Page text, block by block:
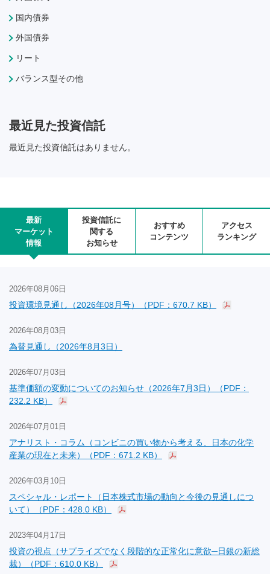
国内債券
外国債券
リート
バランス型その他
最近見た投資信託
最近見た投資信託はありません。
最新
マーケット
情報
投資信託に
関する
お知らせ
おすすめ
コンテンツ
アクセス
ランキング
2026年08月06日
投資環境見通し（2026年08月号）（PDF：670.7 KB）
2026年08月03日
為替見通し（2026年8月3日）
2026年07月03日
基準価額の変動についてのお知らせ（2026年7月3日）（PDF：
232.2 KB）
2026年07月01日
アナリスト・コラム（コンビニの買い物から考える、日本の化学
産業の現在と未来）（PDF：671.2 KB）
2026年03月10日
スペシャル・レポート（日本株式市場の動向と今後の見通しにつ
いて）（PDF：428.0 KB）
2023年04月17日
投資の視点（サプライズでなく段階的な正常化に意欲─日銀の新総
裁）（PDF：610.0 KB）